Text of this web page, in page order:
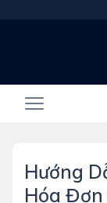
Hướng
Hóa Đơn